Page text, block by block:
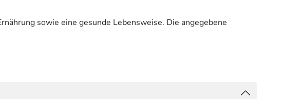
sowie eine gesunde Lebensweise. Die angegebene